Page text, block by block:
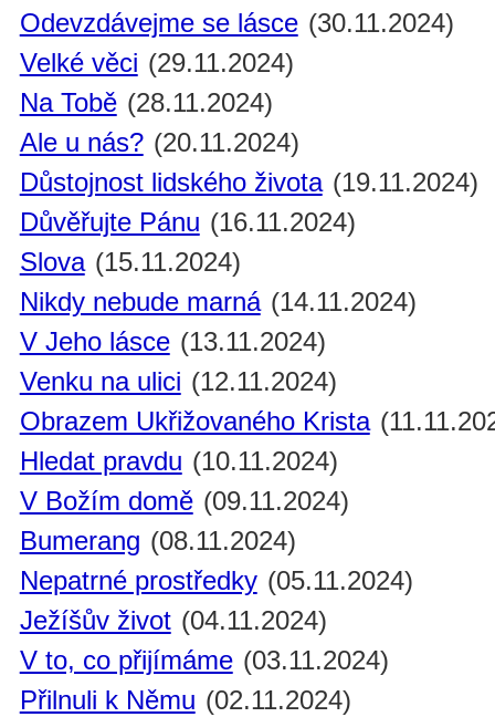
Odevzdávejme se lásce (30.11.2024)
Velké věci (29.11.2024)
Na Tobě (28.11.2024)
Ale u nás? (20.11.2024)
Důstojnost lidského života (19.11.2024)
Důvěřujte Pánu (16.11.2024)
Slova (15.11.2024)
Nikdy nebude marná (14.11.2024)
V Jeho lásce (13.11.2024)
Venku na ulici (12.11.2024)
Obrazem Ukřižovaného Krista
Hledat pravdu (10.11.2024)
V Božím domě (09.11.2024)
Bumerang (08.11.2024)
Nepatrné prostředky (05.11.2024)
Ježíšův život (04.11.2024)
V to, co přijímáme (03.11.2024)
Přilnuli k Němu (02.11.2024)